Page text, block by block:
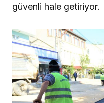
güvenli hale getiriyor.